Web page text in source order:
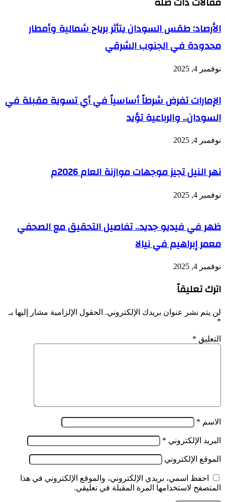
الأرصاد: طقس السودان يتأثر برياح شمالية وأمطار
محدودة في الجنوب الشرقي
نوفمبر 4, 2025
الإمارات تفرض شرطاً أساسياً في أي تسوية مقبلة في
السودان.. والرباعية تؤيد
نوفمبر 4, 2025
نهر النيل تجيز موجهات موازنة العام 2026م
نوفمبر 4, 2025
ظهر في فيديو جديد.. تفاصيل التحقيق مع الصحفي
معمر إبراهيم في نيالا
نوفمبر 4, 2025
اترك تعليقاً
لن يتم نشر عنوان بريدك الإلكتروني. الحقول الإلزامية مشار إليها بـ
*
التعليق *
الاسم *
البريد الإلكتروني *
الموقع الإلكتروني
احفظ اسمي، بريدي الإلكتروني، والموقع الإلكتروني في هذا
المتصفح لاستخدامها المرة المقبلة في تعليقي.